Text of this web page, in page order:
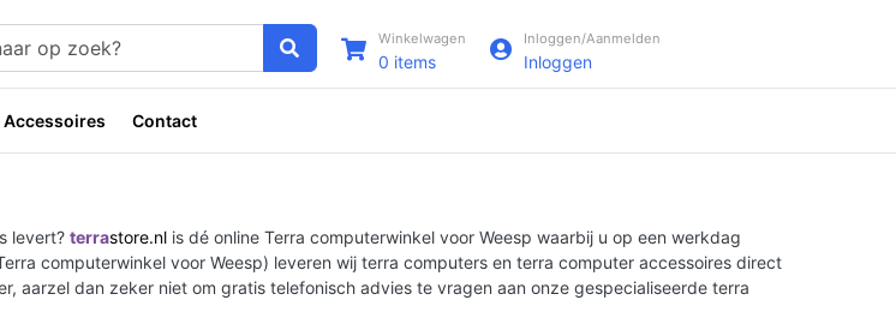
Winkelwagen
0 items
Inloggen/Aanmelden
Inloggen
Accessoires Contact
levert? terrastore.nl is dé online Terra computerwinkel voor Weesp waarbij u op een werkdag
computerwinkel voor Weesp) leveren wij terra computers en terra computer accessoires direct
aarzel dan zeker niet om gratis telefonisch advies te vragen aan onze gespecialiseerde terra